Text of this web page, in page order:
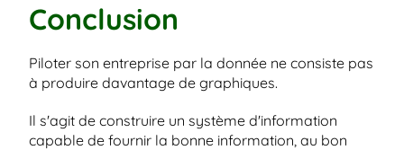
Conclusion
Piloter son entreprise par la donnée ne consiste pas
à produire davantage de graphiques.
Il s'agit de construire un système d'information
capable de fournir la bonne information, au bon